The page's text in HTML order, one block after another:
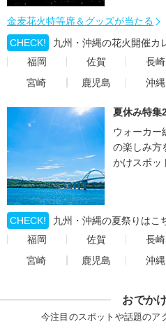
金麦花火特等席＆グッズが当たる
CHECK!
九州・沖縄の花火開催カ
福岡
佐賀 長崎
宮崎
鹿児島 沖縄
夏休み特集
ウォーカー
の楽しみ方
かけスポッ
CHECK!
九州・沖縄の夏祭りはこ
福岡
佐賀 長崎
宮崎
鹿児島 沖縄
おでか
今注目のスポットや話題のア